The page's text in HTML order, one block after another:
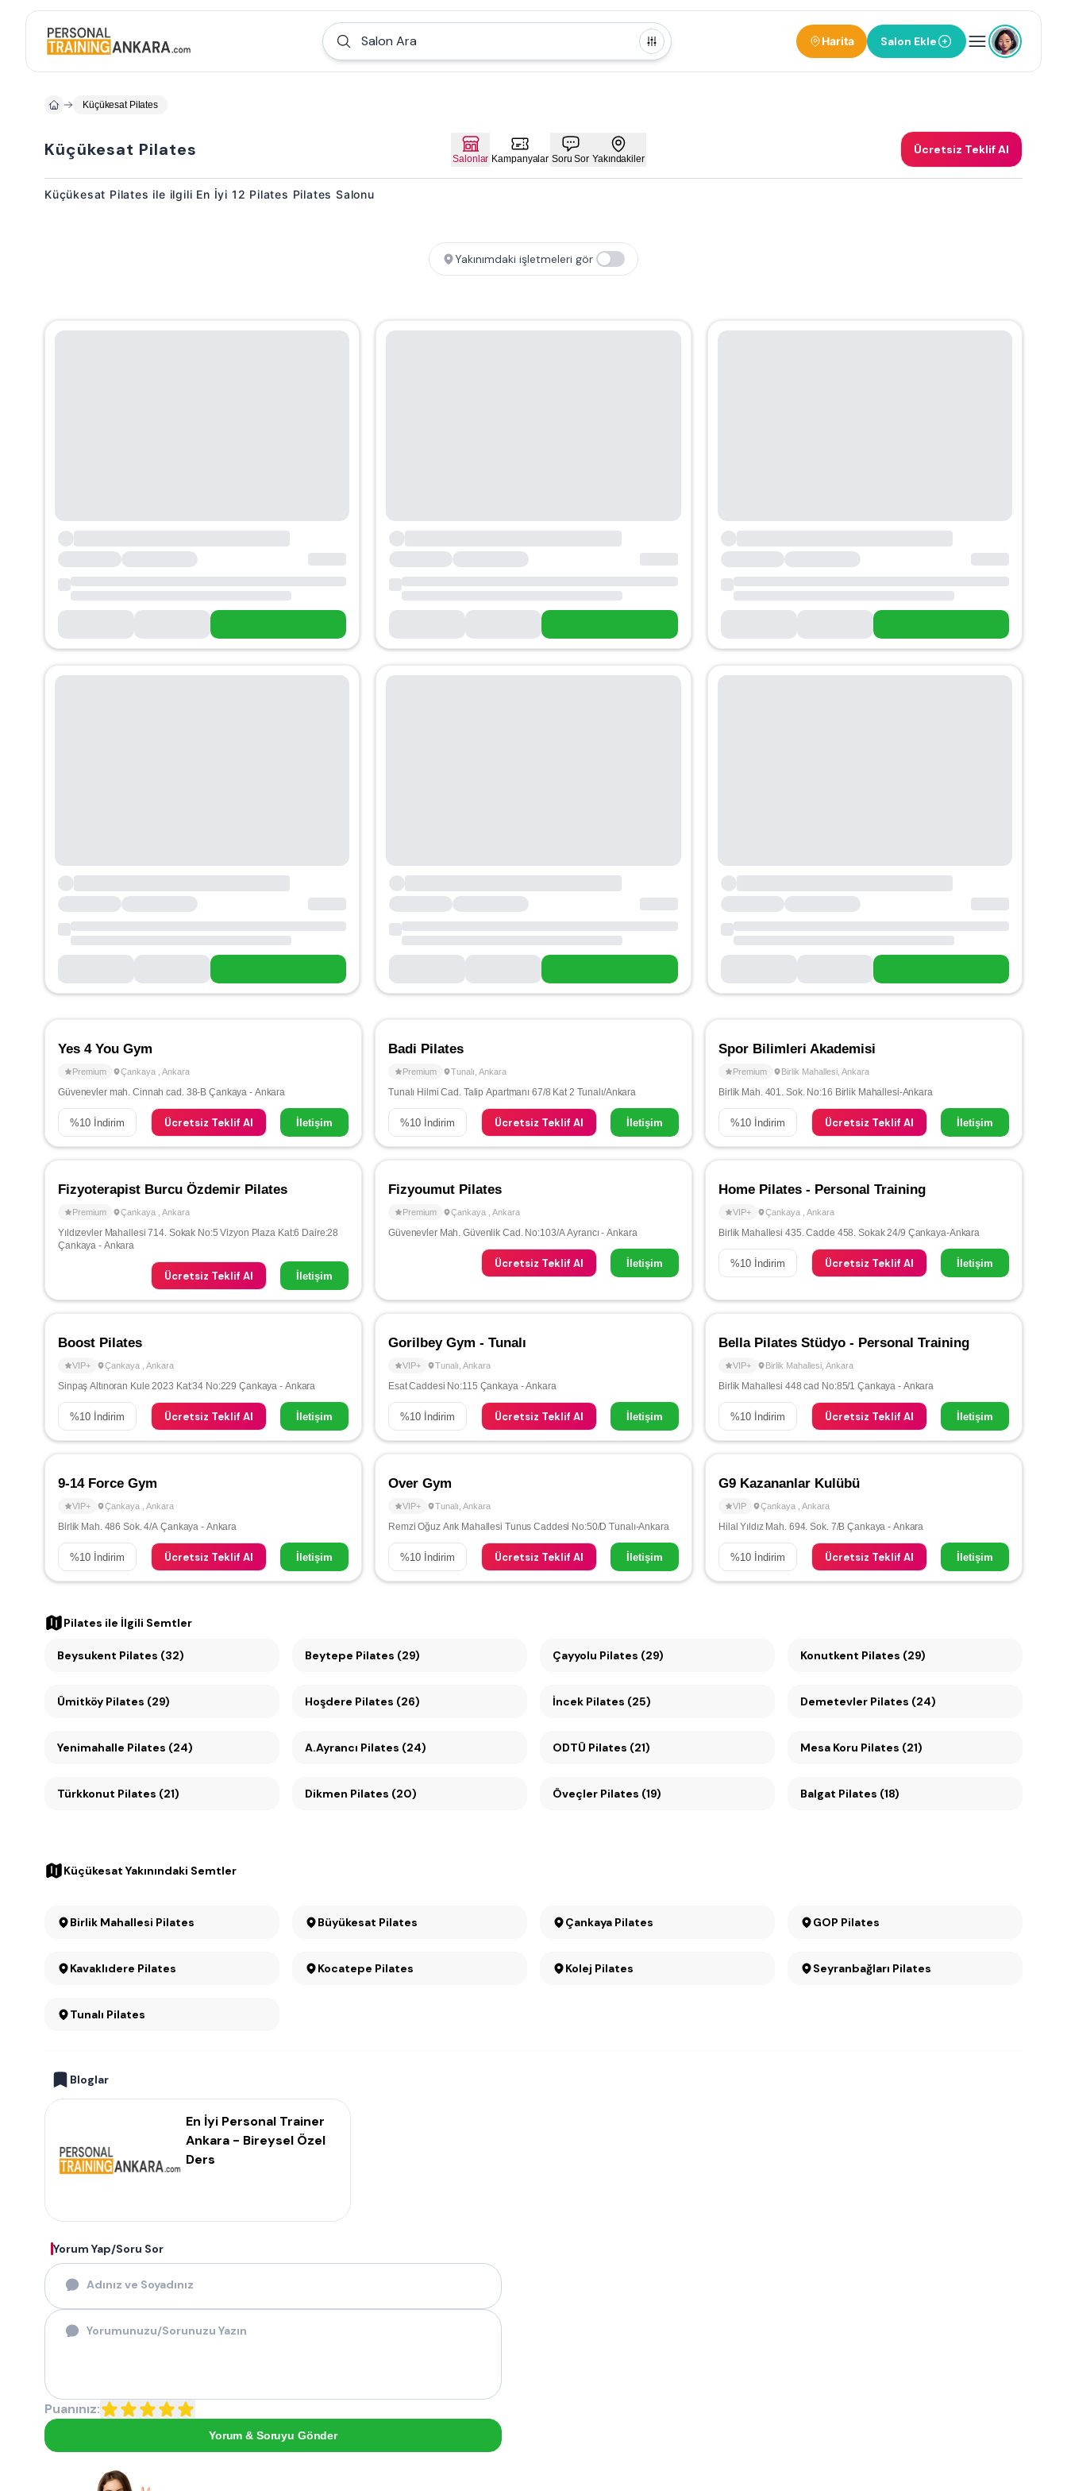
Salon Ara Harita Salon Ekle
Küçükesat Pilates
Küçükesat Pilates Salonlar Kampanyalar Soru Sor Yakındakiler
Ücretsiz Teklif Al
Küçükesat Pilates ile ilgili En İyi 12 Pilates Pilates Salonu
Yakınımdaki işletmeleri gör
Yes 4 You Gym
Premium Çankaya Ankara
Güvenevler mah. Cinnah cad. 38-B Çankaya - Ankara
%10 İndirim Ücretsiz Teklif Al İletişim
Badi Pilates
Premium Tunalı Ankara
Tunalı Hilmi Cad. Talip Apartmanı 67/8 Kat 2 Tunalı/Ankara
%10 İndirim Ücretsiz Teklif Al İletişim
Spor Bilimleri Akademisi
Premium Birlik Mahallesi Ankara
Birlik Mah. 401. Sok. No:16 Birlik Mahallesi-Ankara
%10 İndirim Ücretsiz Teklif Al İletişim
Fizyoterapist Burcu Özdemir Pilates
Premium Çankaya Ankara
Yıldızevler Mahallesi 714. Sokak No:5 Vizyon Plaza Kat:6 Daire:28
Çankaya - Ankara
Ücretsiz Teklif Al İletişim
Fizyoumut Pilates
Premium Çankaya Ankara
Güvenevler Mah. Güvenlik Cad. No:103/A Ayrancı - Ankara
Ücretsiz Teklif Al İletişim
Home Pilates - Personal Training
VIP+ Çankaya Ankara
Birlik Mahallesi 435. Cadde 458. Sokak 24/9 Çankaya-Ankara
%10 İndirim Ücretsiz Teklif Al İletişim
Boost Pilates
VIP+ Çankaya Ankara
Sinpaş Altınoran Kule 2023 Kat:34 No:229 Çankaya - Ankara
%10 İndirim Ücretsiz Teklif Al İletişim
Gorilbey Gym - Tunalı
VIP+ Tunalı Ankara
Esat Caddesi No:115 Çankaya - Ankara
%10 İndirim Ücretsiz Teklif Al İletişim
Bella Pilates Stüdyo - Personal Training
VIP+ Birlik Mahallesi Ankara
Birlik Mahallesi 448 cad No:85/1 Çankaya - Ankara
%10 İndirim Ücretsiz Teklif Al İletişim
9-14 Force Gym
VIP+ Çankaya Ankara
Birlik Mah. 486 Sok. 4/A Çankaya - Ankara
%10 İndirim Ücretsiz Teklif Al İletişim
Over Gym
VIP+ Tunalı Ankara
Remzi Oğuz Arık Mahallesi Tunus Caddesi No:50/D Tunalı-Ankara
%10 İndirim Ücretsiz Teklif Al İletişim
G9 Kazananlar Kulübü
VIP Çankaya Ankara
Hilal Yıldız Mah. 694. Sok. 7/B Çankaya - Ankara
%10 İndirim Ücretsiz Teklif Al İletişim
Pilates ile İlgili Semtler
Beysukent Pilates (32) Beytepe Pilates (29) Çayyolu Pilates (29) Konutkent Pilates (29)
Ümitköy Pilates (29) Hoşdere Pilates (26) İncek Pilates (25) Demetevler Pilates (24)
Yenimahalle Pilates (24) A.Ayrancı Pilates (24) ODTÜ Pilates (21) Mesa Koru Pilates (21)
Türkkonut Pilates (21) Dikmen Pilates (20) Öveçler Pilates (19) Balgat Pilates (18)
Küçükesat Yakınındaki Semtler
Birlik Mahallesi Pilates Büyükesat Pilates Çankaya Pilates GOP Pilates
Kavaklıdere Pilates Kocatepe Pilates Kolej Pilates Seyranbağları Pilates
Tunalı Pilates
Bloglar
En İyi Personal Trainer
Ankara - Bireysel Özel
Ders
Yorum Yap/Soru Sor
Puanınız:
Yorum & Soruyu Gönder